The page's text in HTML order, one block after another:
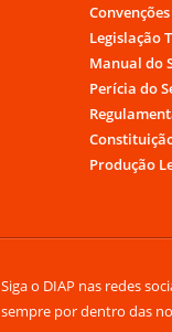
Legislação
Manual do
Perícia do
Produção
Siga o DIAP nas redes
sempre por dentro das